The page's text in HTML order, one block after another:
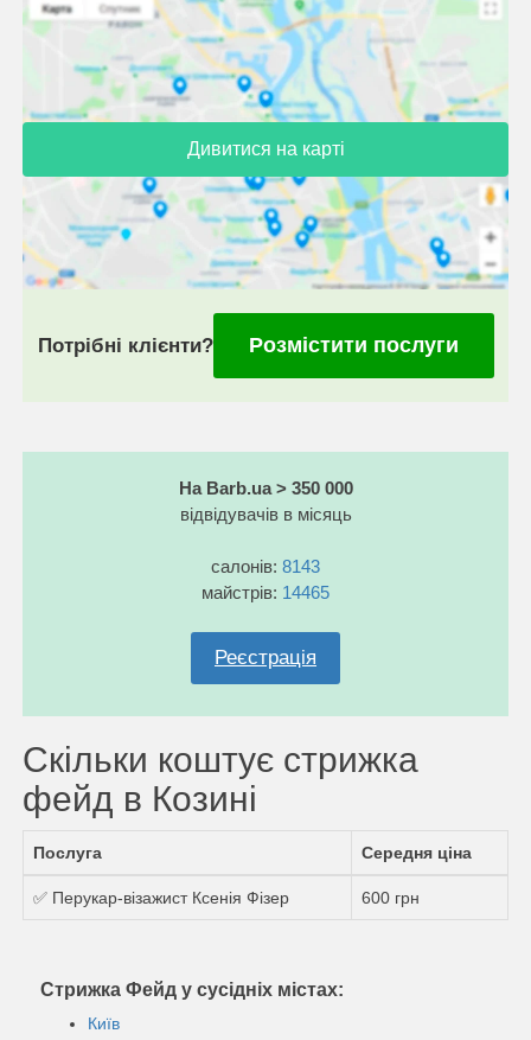
Дивитися на карті
Потрібні клієнти? Розмістити послуги
На Barb.ua > 350 000
відвідувачів в місяць
салонів: 8143
майстрів: 14465
Реєстрація
Скільки коштує стрижка
фейд в Козині
Послуга Середня ціна
✅ Перукар-візажист Ксенія Фізер 600 грн
Стрижка Фейд у сусідніх містах:
Київ